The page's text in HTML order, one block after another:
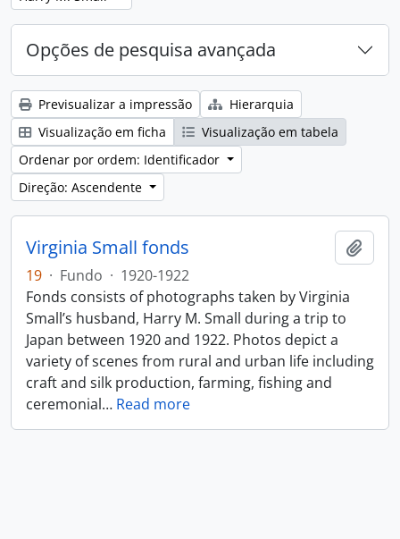
Opções de pesquisa avançada
Previsualizar a impressão
Hierarquia
Visualização em ficha
Visualização em tabela
Ordenar por ordem: Identificador
Direção: Ascendente
Virginia Small fonds
19 · Fundo · 1920-1922
Fonds consists of photographs taken by Virginia
Small’s husband, Harry M. Small during a trip to
Japan between 1920 and 1922. Photos depict a
variety of scenes from rural and urban life including
craft and silk production, farming, fishing and
ceremonial… Read more